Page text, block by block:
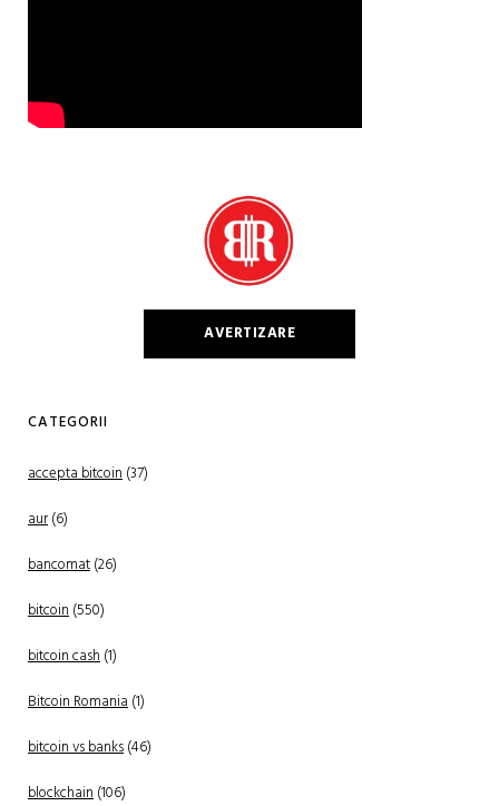
AVERTIZARE
CATEGORII
accepta bitcoin(37)
aur(6)
bancomat(26)
bitcoin(550)
bitcoin cash(1)
Bitcoin Romania(1)
bitcoin vs banks(46)
blockchain(106)